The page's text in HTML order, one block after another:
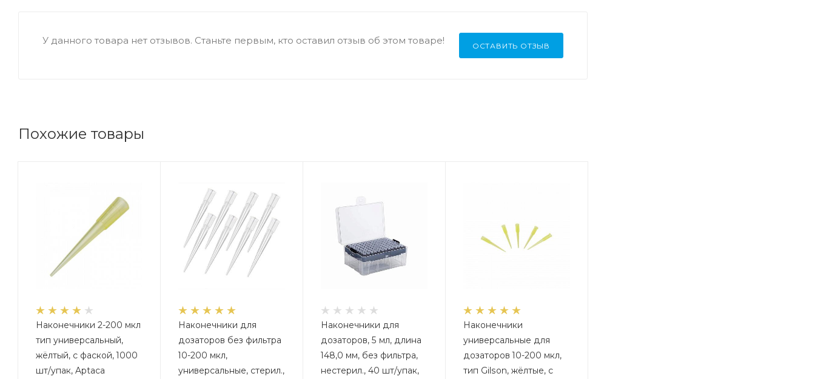
ОСТАВИТЬ ОТЗЫВ
У данного товара нет отзывов. Станьте первым, кто оставил отзыв об этом товаре!
Похожие товары
Наконечники 2-200 мкл
тип универсальный,
жёлтый, с фаской, 1000
шт/упак, Aptaca
Наконечники для
дозаторов без фильтра
10-200 мкл,
универсальные, стерил.,
Наконечники для
дозаторов, 5 мл, длина
148,0 мм, без фильтра,
нестерил., 40 шт/упак,
Наконечники
универсальные для
дозаторов 10-200 мкл,
тип Gilson, жёлтые, с